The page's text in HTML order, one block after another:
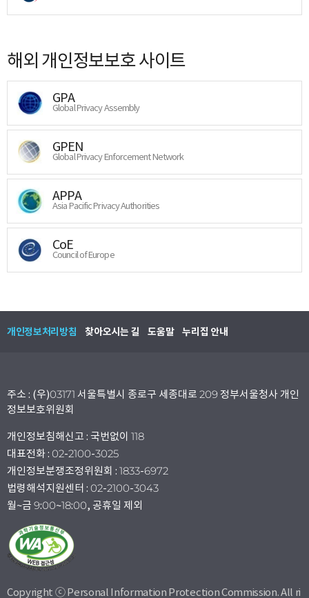
해외 개인정보보호 사이트
GPA
Global Privacy Assembly
GPEN
Global Privacy Enforcement Network
APPA
Asia Pacific Privacy Authorities
CoE
Council of Europe
개인정보처리방침 찾아오시는 길 도움말 누리집 안내
주소 : (우)03171 서울특별시 종로구 세종대로 209 정부서울청사 개인
정보보호위원회
개인정보침해신고 : 국번없이 118
대표전화 : 02-2100-3025
개인정보분쟁조정위원회 : 1833-6972
법령해석지원센터 : 02-2100-3043
월~금 9:00~18:00, 공휴일 제외
Copyright ⓒ Personal Information Protection Commission. All ri